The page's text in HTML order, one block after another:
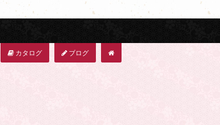
カタログ ブログ